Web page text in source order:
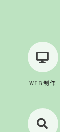
WEB制作